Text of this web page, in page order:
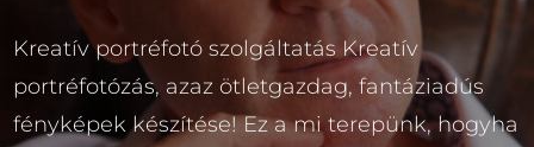
Kreatív portréfotó szolgáltatás Kreatív
portréfotózás, azaz ötletgazdag, fantáziadús
fényképek készítése! Ez a mi terepünk, hogyha